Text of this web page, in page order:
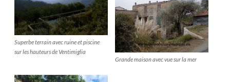
Superbe terrain avec ruine et piscine
sur les hauteurs de Ventimiglia
Grande maison avec vue sur la mer